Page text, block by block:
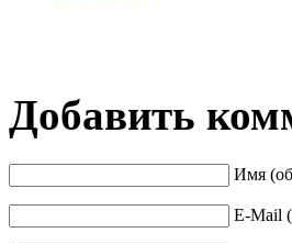
Добавить
Имя
E-Mail